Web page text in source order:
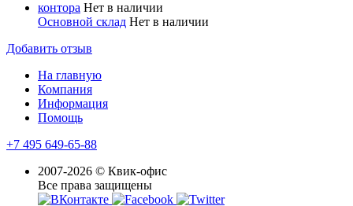
контора Нет в наличии
Основной склад Нет в наличии
Добавить отзыв
На главную
Компания
Информация
Помощь
+7 495 649-65-88
2007-2026 © Квик-офис
Все права защищены